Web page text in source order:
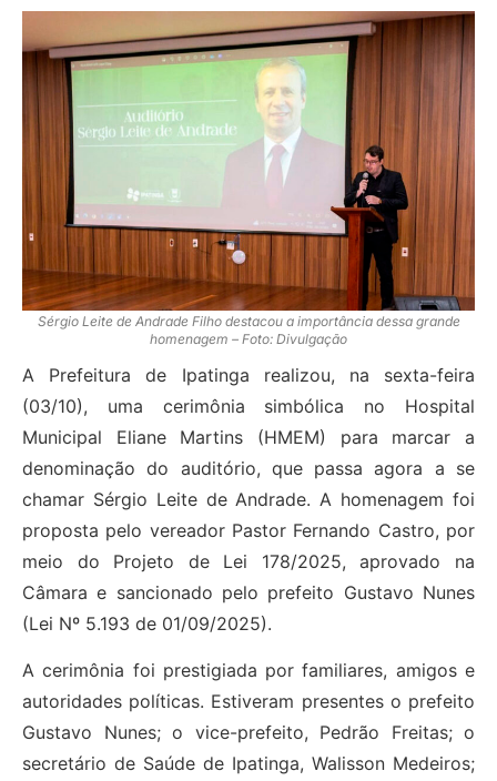
Sérgio Leite de Andrade Filho destacou a importância dessa grande
homenagem – Foto: Divulgação
A Prefeitura de Ipatinga realizou, na sexta-feira
(03/10), uma cerimônia simbólica no Hospital
Municipal Eliane Martins (HMEM) para marcar a
denominação do auditório, que passa agora a se
chamar Sérgio Leite de Andrade. A homenagem foi
proposta pelo vereador Pastor Fernando Castro, por
meio do Projeto de Lei 178/2025, aprovado na
Câmara e sancionado pelo prefeito Gustavo Nunes
(Lei Nº 5.193 de 01/09/2025).
A cerimônia foi prestigiada por familiares, amigos e
autoridades políticas. Estiveram presentes o prefeito
Gustavo Nunes; o vice-prefeito, Pedrão Freitas; o
secretário de Saúde de Ipatinga, Walisson Medeiros;